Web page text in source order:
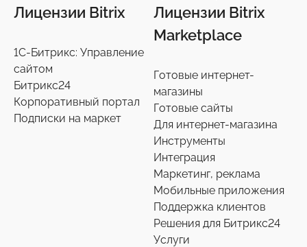
Лицензии Bitrix
1С-Битрикс: Управление
сайтом
Битрикс24
Корпоративный портал
Подписки на маркет
Лицензии Bitrix
Marketplace
Готовые интернет-
магазины
Готовые сайты
Для интернет-магазина
Инструменты
Интеграция
Маркетинг, реклама
Мобильные приложения
Поддержка клиентов
Решения для Битрикс24
Услуги